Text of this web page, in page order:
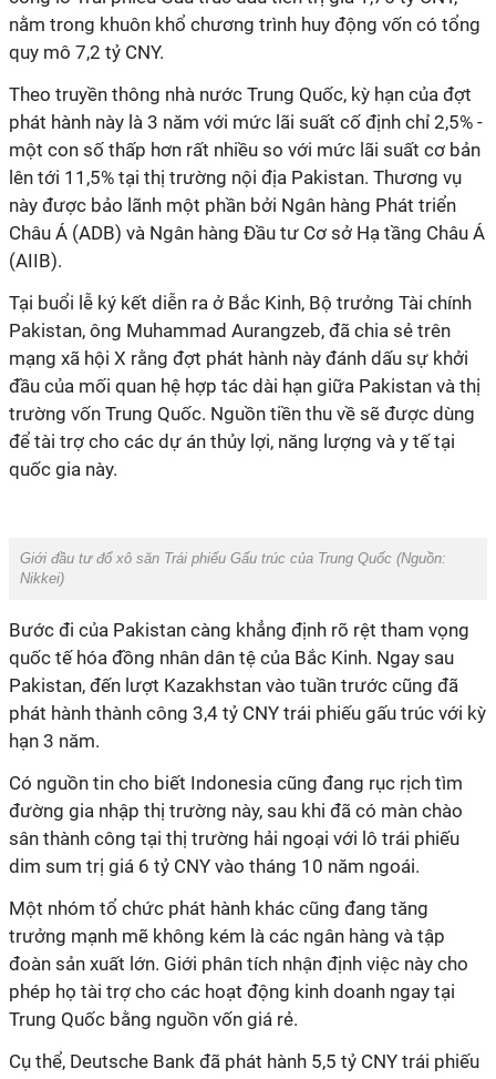
nằm trong khuôn khổ chương trình huy động vốn có tổng
quy mô 7,2 tỷ CNY.
Theo truyền thông nhà nước Trung Quốc, kỳ hạn của đợt
phát hành này là 3 năm với mức lãi suất cố định chỉ 2,5% -
một con số thấp hơn rất nhiều so với mức lãi suất cơ bản
lên tới 11,5% tại thị trường nội địa Pakistan. Thương vụ
này được bảo lãnh một phần bởi Ngân hàng Phát triển
Châu Á (ADB) và Ngân hàng Đầu tư Cơ sở Hạ tầng Châu Á
(AIIB).
Tại buổi lễ ký kết diễn ra ở Bắc Kinh, Bộ trưởng Tài chính
Pakistan, ông Muhammad Aurangzeb, đã chia sẻ trên
mạng xã hội X rằng đợt phát hành này đánh dấu sự khởi
đầu của mối quan hệ hợp tác dài hạn giữa Pakistan và thị
trường vốn Trung Quốc. Nguồn tiền thu về sẽ được dùng
để tài trợ cho các dự án thủy lợi, năng lượng và y tế tại
quốc gia này.
Giới đầu tư đổ xô săn Trái phiếu Gấu trúc của Trung Quốc (Nguồn:
Nikkei)
Bước đi của Pakistan càng khẳng định rõ rệt tham vọng
quốc tế hóa đồng nhân dân tệ của Bắc Kinh. Ngay sau
Pakistan, đến lượt Kazakhstan vào tuần trước cũng đã
phát hành thành công 3,4 tỷ CNY trái phiếu gấu trúc với kỳ
hạn 3 năm.
Có nguồn tin cho biết Indonesia cũng đang rục rịch tìm
đường gia nhập thị trường này, sau khi đã có màn chào
sân thành công tại thị trường hải ngoại với lô trái phiếu
dim sum trị giá 6 tỷ CNY vào tháng 10 năm ngoái.
Một nhóm tổ chức phát hành khác cũng đang tăng
trưởng mạnh mẽ không kém là các ngân hàng và tập
đoàn sản xuất lớn. Giới phân tích nhận định việc này cho
phép họ tài trợ cho các hoạt động kinh doanh ngay tại
Trung Quốc bằng nguồn vốn giá rẻ.
Cụ thể, Deutsche Bank đã phát hành 5,5 tỷ CNY trái phiếu